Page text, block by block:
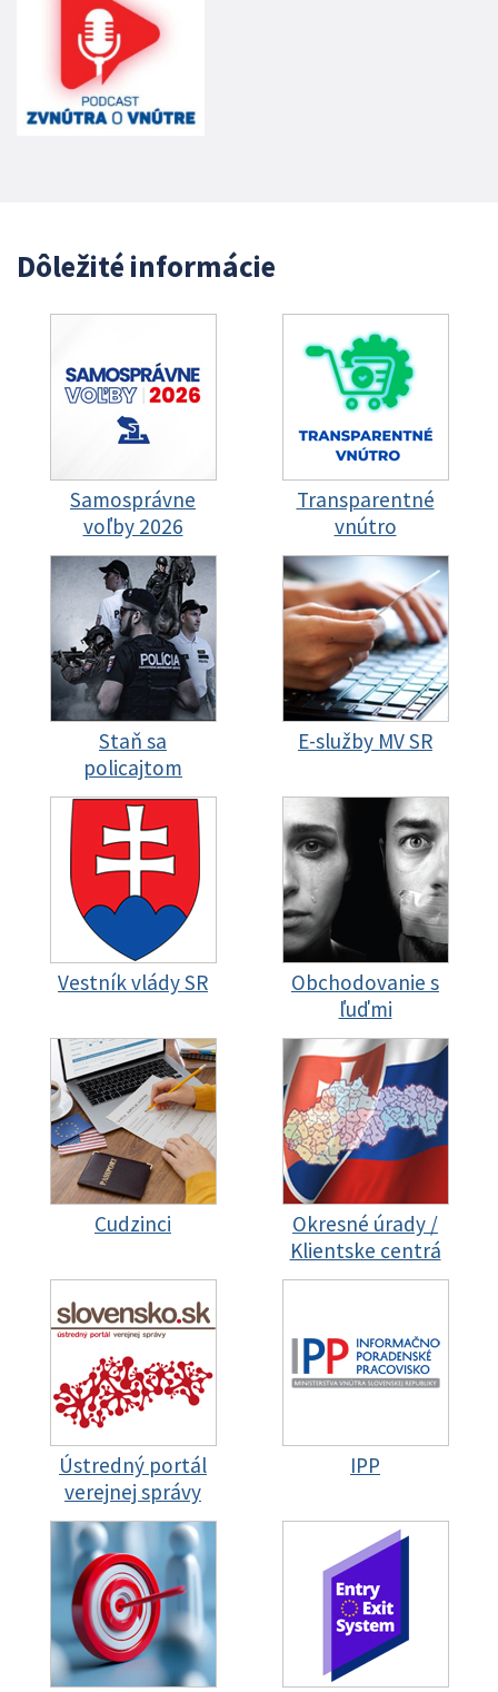
Dôležité informácie
Samosprávne
voľby 2026
Transparentné
vnútro
Staň sa
policajtom
E-služby MV SR
Vestník vlády SR
Obchodovanie s
ľuďmi
Cudzinci
Okresné úrady /
Klientske centrá
Ústredný portál
verejnej správy
IPP